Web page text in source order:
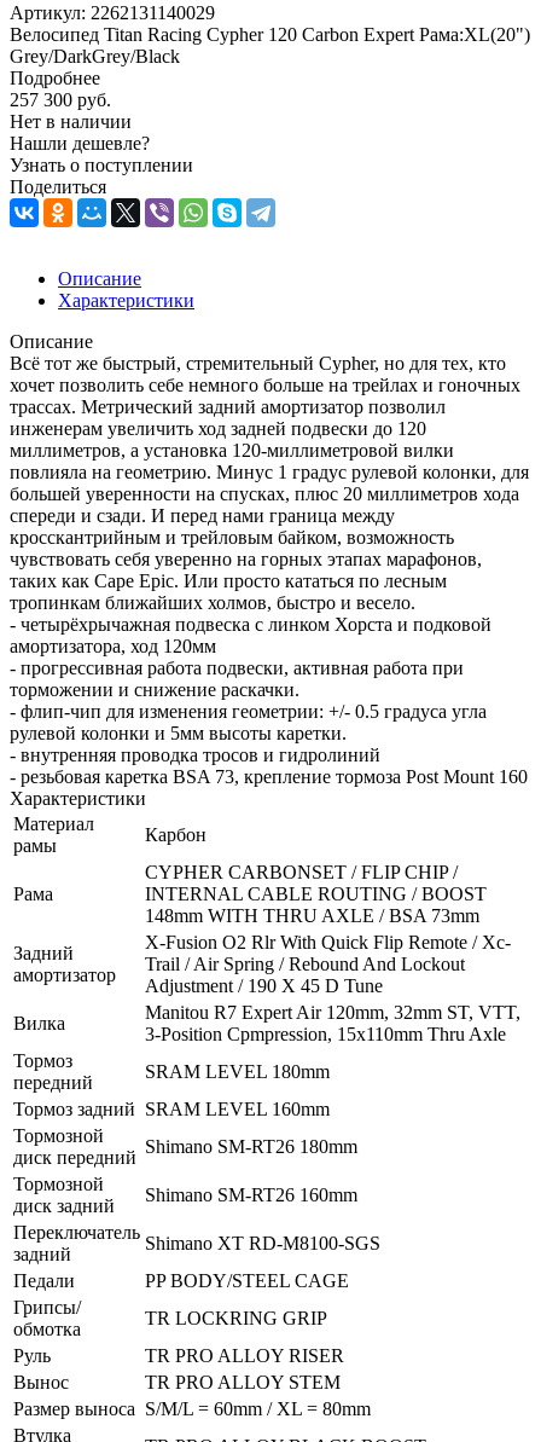
Артикул: 2262131140029
Велосипед Titan Racing Cypher 120 Carbon Expert Рама:XL(20")
Grey/DarkGrey/Black
Подробнее
257 300 руб.
Нет в наличии
Нашли дешевле?
Узнать о поступлении
Поделиться
Описание
Характеристики
Описание
Всё тот же быстрый, стремительный Cypher, но для тех, кто
хочет позволить себе немного больше на трейлах и гоночных
трассах. Метрический задний амортизатор позволил
инженерам увеличить ход задней подвески до 120
миллиметров, а установка 120-миллиметровой вилки
повлияла на геометрию. Минус 1 градус рулевой колонки, для
большей уверенности на спусках, плюс 20 миллиметров хода
спереди и сзади. И перед нами граница между
кросскантрийным и трейловым байком, возможность
чувствовать себя уверенно на горных этапах марафонов,
таких как Cape Epic. Или просто кататься по лесным
тропинкам ближайших холмов, быстро и весело.
- четырёхрычажная подвеска с линком Хорста и подковой
амортизатора, ход 120мм
- прогрессивная работа подвески, активная работа при
торможении и снижение раскачки.
- флип-чип для изменения геометрии: +/- 0.5 градуса угла
рулевой колонки и 5мм высоты каретки.
- внутренняя проводка тросов и гидролиний
- резьбовая каретка BSA 73, крепление тормоза Post Mount 160
Характеристики
Материал
рамы
Карбон
Рама
CYPHER CARBONSET / FLIP CHIP /
INTERNAL CABLE ROUTING / BOOST
148mm WITH THRU AXLE / BSA 73mm
Задний
амортизатор
X-Fusion O2 Rlr With Quick Flip Remote / Xc-
Trail / Air Spring / Rebound And Lockout
Adjustment / 190 X 45 D Tune
Вилка
Manitou R7 Expert Air 120mm, 32mm ST, VTT,
3-Position Cpmpression, 15x110mm Thru Axle
Тормоз
передний
SRAM LEVEL 180mm
Тормоз задний SRAM LEVEL 160mm
Тормозной
диск передний
Shimano SM-RT26 180mm
Тормозной
диск задний
Shimano SM-RT26 160mm
Переключатель
задний
Shimano XT RD-M8100-SGS
Педали
PP BODY/STEEL CAGE
Грипсы/
обмотка
TR LOCKRING GRIP
Руль
TR PRO ALLOY RISER
Вынос
TR PRO ALLOY STEM
Размер выноса S/M/L = 60mm / XL = 80mm
Втулка